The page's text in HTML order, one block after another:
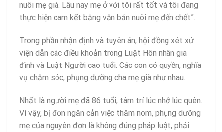
nuôi mẹ già. Lâu nay mẹ ở với tôi rất tốt và tôi đang
thực hiện cam kết bằng văn bản nuôi mẹ đến chết”.
Trong phần nhận định và tuyên án, hội đồng xét xử
viện dẫn các điều khoản trong Luật Hôn nhân gia
đình và Luật Người cao tuổi. Các con có quyền, nghĩa
vụ chăm sóc, phụng dưỡng cha mẹ già như nhau.
Nhất là người mẹ đã 86 tuổi, tâm trí lúc nhớ lúc quên.
Vì vậy, bị đơn ngăn cản việc thăm nom, phụng dưỡng
mẹ của nguyên đơn là không đúng pháp luật, phải